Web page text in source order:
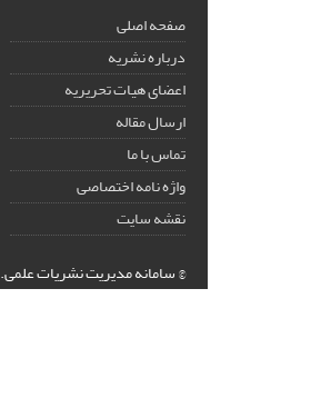
صفحه اصلی
درباره نشریه
اعضای هیات تحریریه
ارسال مقاله
تماس با ما
واژه نامه اختصاصی
نقشه سایت
© سامانه مدیریت نشریات علمی.